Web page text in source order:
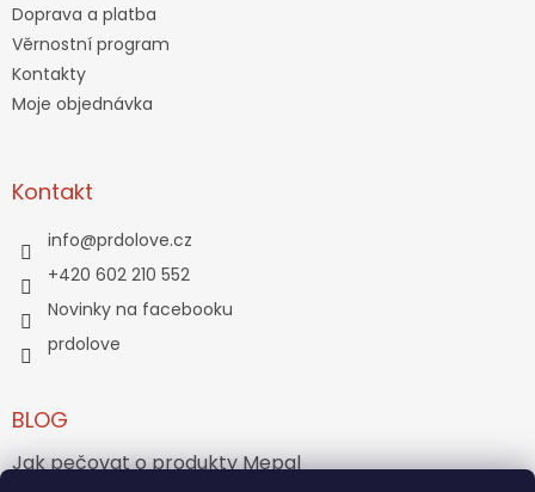
Doprava a platba
Věrnostní program
Kontakty
Moje objednávka
Kontakt
info@prdolove.cz
+420 602 210 552
Novinky na facebooku
prdolove
BLOG
Jak pečovat o produkty Mepal